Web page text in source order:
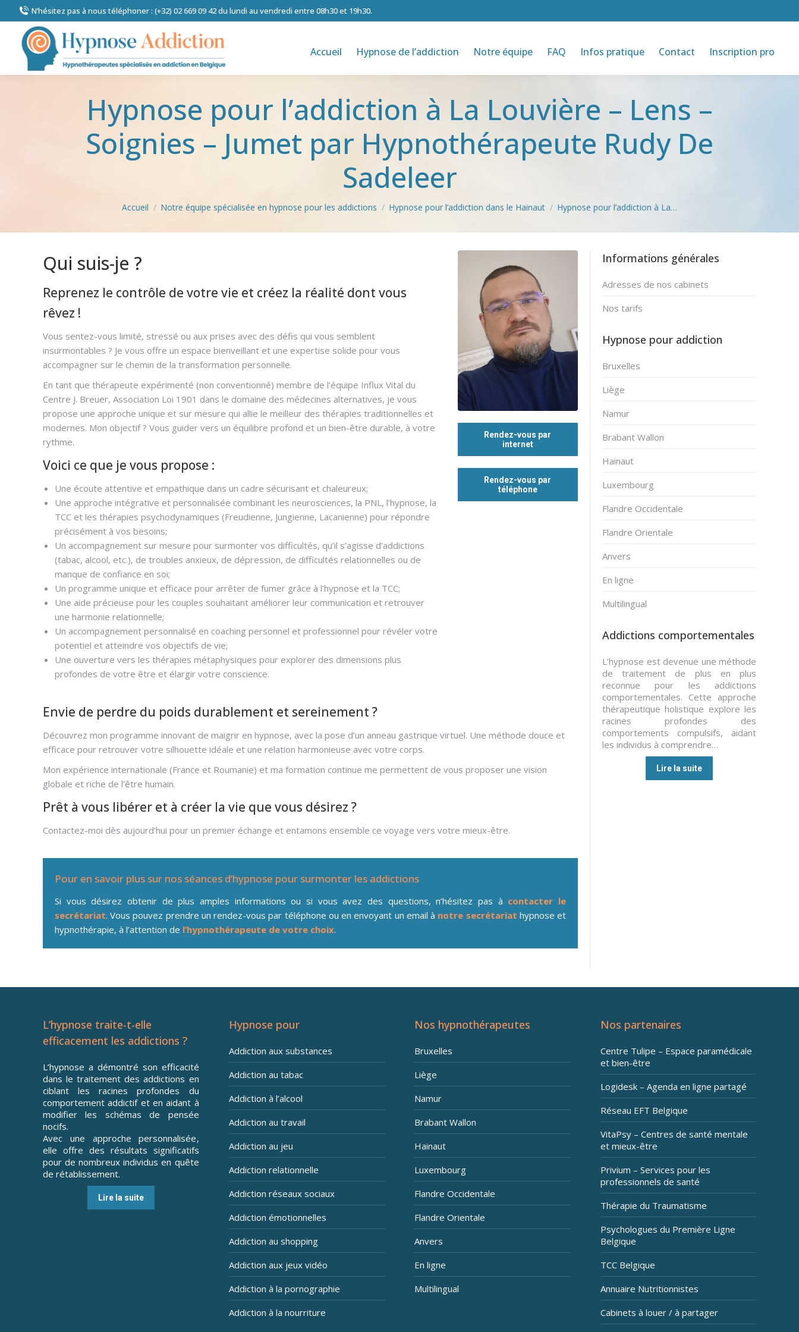
N’hésitez pas à nous téléphoner : (+32) 02 669 09 42 du lundi au vendredi entre 08h30 et 19h30.
Accueil Hypnose de l’addiction Notre équipe FAQ Infos pratique Contact Inscription pro
Hypnose pour l’addiction à La Louvière – Lens –
Soignies – Jumet par Hypnothérapeute Rudy De
Sadeleer
Vous êtes ici :
Accueil Notre équipe spécialisée en hypnose pour les addictions Hypnose pour l’addiction dans le Hainaut Hypnose pour l’addiction à La…
Qui suis-je ?
Reprenez le contrôle de votre vie et créez la réalité dont vous
rêvez !
Vous sentez-vous limité, stressé ou aux prises avec des défis qui vous semblent
insurmontables ? Je vous offre un espace bienveillant et une expertise solide pour vous
accompagner sur le chemin de la transformation personnelle.
En tant que thérapeute expérimenté (non conventionné) membre de l’équipe Influx Vital du
Centre J. Breuer, Association Loi 1901 dans le domaine des médecines alternatives, je vous
propose une approche unique et sur mesure qui allie le meilleur des thérapies traditionnelles et
modernes. Mon objectif ? Vous guider vers un équilibre profond et un bien-être durable, à votre
rythme.
Voici ce que je vous propose :
Une écoute attentive et empathique dans un cadre sécurisant et chaleureux;
Une approche intégrative et personnalisée combinant les neurosciences, la PNL, l’hypnose, la
TCC et les thérapies psychodynamiques (Freudienne, Jungienne, Lacanienne) pour répondre
précisément à vos besoins;
Un accompagnement sur mesure pour surmonter vos difficultés, qu’il s’agisse d’addictions
(tabac, alcool, etc.), de troubles anxieux, de dépression, de difficultés relationnelles ou de
manque de confiance en soi;
Un programme unique et efficace pour arrêter de fumer grâce à l’hypnose et la TCC;
Une aide précieuse pour les couples souhaitant améliorer leur communication et retrouver
une harmonie relationnelle;
Un accompagnement personnalisé en coaching personnel et professionnel pour révéler votre
potentiel et atteindre vos objectifs de vie;
Une ouverture vers les thérapies métaphysiques pour explorer des dimensions plus
profondes de votre être et élargir votre conscience.
Rendez-vous par
internet
Rendez-vous par
téléphone
Envie de perdre du poids durablement et sereinement ?
Découvrez mon programme innovant de maigrir en hypnose, avec la pose d’un anneau gastrique virtuel. Une méthode douce et
efficace pour retrouver votre silhouette idéale et une relation harmonieuse avec votre corps.
Mon expérience internationale (France et Roumanie) et ma formation continue me permettent de vous proposer une vision
globale et riche de l’être humain.
Prêt à vous libérer et à créer la vie que vous désirez ?
Contactez-moi dès aujourd’hui pour un premier échange et entamons ensemble ce voyage vers votre mieux-être.
Pour en savoir plus sur nos séances d’hypnose pour surmonter les addictions
Si vous désirez obtenir de plus amples informations ou si vous avez des questions, n’hésitez pas à contacter le
secrétariat. Vous pouvez prendre un rendez-vous par téléphone ou en envoyant un email à notre secrétariat hypnose et
hypnothérapie, à l’attention de l’hypnothérapeute de votre choix.
Informations générales
Adresses de nos cabinets
Nos tarifs
Hypnose pour addiction
Bruxelles
Liège
Namur
Brabant Wallon
Hainaut
Luxembourg
Flandre Occidentale
Flandre Orientale
Anvers
En ligne
Multilingual
Addictions comportementales
L’hypnose est devenue une méthode
de traitement de plus en plus
reconnue pour les addictions
comportementales. Cette approche
thérapeutique holistique explore les
racines profondes des
comportements compulsifs, aidant
les individus à comprendre…
Lire la suite
L’hypnose traite-t-elle
efficacement les addictions ?
L’hypnose a démontré son efficacité
dans le traitement des addictions en
ciblant les racines profondes du
comportement addictif et en aidant à
modifier les schémas de pensée
nocifs.
Avec une approche personnalisée,
elle offre des résultats significatifs
pour de nombreux individus en quête
de rétablissement.
Lire la suite
Hypnose pour
Addiction aux substances
Addiction au tabac
Addiction à l’alcool
Addiction au travail
Addiction au jeu
Addiction relationnelle
Addiction réseaux sociaux
Addiction émotionnelles
Addiction au shopping
Addiction aux jeux vidéo
Addiction à la pornographie
Addiction à la nourriture
Nos hypnothérapeutes
Bruxelles
Liège
Namur
Brabant Wallon
Hainaut
Luxembourg
Flandre Occidentale
Flandre Orientale
Anvers
En ligne
Multilingual
Nos partenaires
Centre Tulipe – Espace paramédicale
et bien-être
Logidesk – Agenda en ligne partagé
Réseau EFT Belgique
VitaPsy – Centres de santé mentale
et mieux-être
Privium – Services pour les
professionnels de santé
Thérapie du Traumatisme
Psychologues du Première Ligne
Belgique
TCC Belgique
Annuaire Nutritionnistes
Cabinets à louer / à partager